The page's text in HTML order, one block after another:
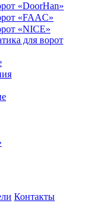
«DoorHan»
«FAAC»
«NICE»
для ворот
Контакты